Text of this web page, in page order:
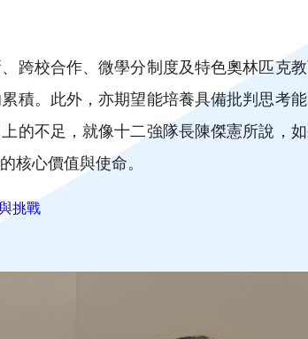
跨校合作、微學分制度及特色奧林匹克
積。此外，亦期望能培養具備批判思考
的不足，就像十二強隊長陳傑憲所說，
核心價值與使命。
挑戰